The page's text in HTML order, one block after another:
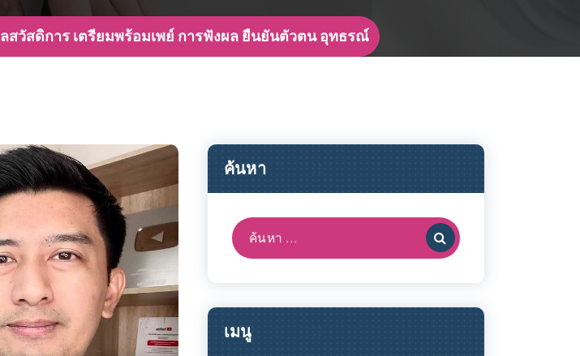
ลสวัสดิการ เตรียมพร้อมเพย์ การฟังผล ยืนยันตัวตน อุทธรณ์
ค้นหา
ค้นหา:
เมนู